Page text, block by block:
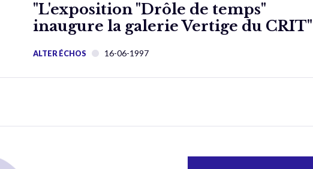
"L'exposition "Drôle de temps"
inaugure la galerie Vertige du CRIT"
ALTER ÉCHOS 16-06-1997